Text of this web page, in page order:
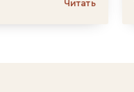
Читать